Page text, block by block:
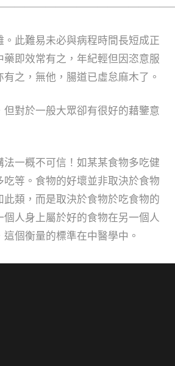
。此難易未必與病程時間長短成正
藥即效常有之，年紀輕但因恣意服
之，無他，腸道已虛怠麻木了。
但對於一般大眾卻有很好的藉鑒意
法一概不可信！如某某食物多吃健
吃等。食物的好壞並非取決於食物
此類，而是取決於食物於吃食物的
個人身上屬於好的食物在另一個人
個衡量的標準在中醫學中。